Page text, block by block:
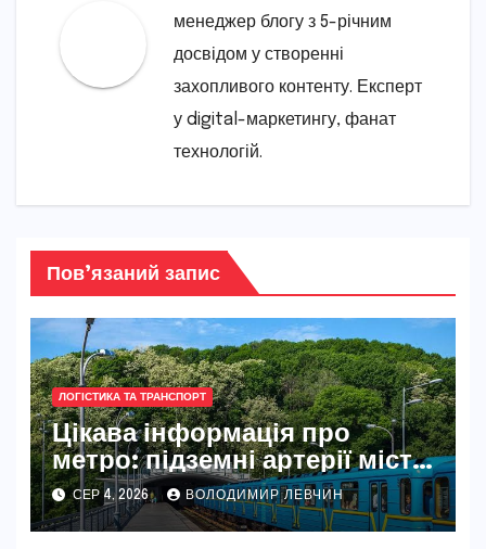
менеджер блогу з 5-річним
досвідом у створенні
захопливого контенту. Експерт
у digital-маркетингу, фанат
технологій.
Пов’язаний запис
ЛОГІСТИКА ТА ТРАНСПОРТ
Цікава інформація про
метро: підземні артерії міст
світу
СЕР 4, 2026 ВОЛОДИМИР ЛЕВЧИН